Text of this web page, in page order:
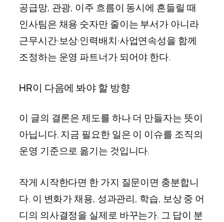
공급망, 관광, 이주 흐름이 동시에 흔들릴 때
인사팀은 채용 숫자만 줄이는 부서가 아니라
근무시간·보상·인력배치·사업연속성을 함께
조정하는 운영 파트너가 되어야 한다.
HR이 다음에 봐야 할 방향
이 글의 결론은 제도를 하나 더 만들자는 뜻이
아닙니다. 지금 필요한 일은 이 이슈를 조직의
운영 기준으로 옮기는 것입니다.
작게 시작한다면 한 가지 질문이면 충분합니
다. 이 변화가 채용, 성과관리, 학습, 보상 중 어
디의 의사결정을 실제로 바꾸는가. 그 답이 분